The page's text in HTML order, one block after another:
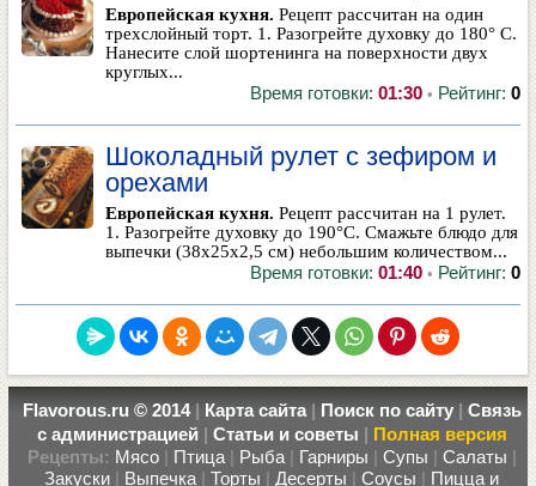
Европейская кухня. Рецепт рассчитан на один
трехслойный торт. 1. Разогрейте духовку до 180° С.
Нанесите слой шортенинга на поверхности двух
круглых...
Время готовки: 01:30 • Рейтинг: 0
Шоколадный рулет с зефиром и
орехами
Европейская кухня. Рецепт рассчитан на 1 рулет.
1. Разогрейте духовку до 190°С. Смажьте блюдо для
выпечки (38х25х2,5 см) небольшим количеством...
Время готовки: 01:40 • Рейтинг: 0
Flavorous.ru © 2014| Карта сайта| Поиск по сайту| Связь
с администрацией| Статьи и советы | Полная версия
Рецепты: Мясо| Птица| Рыба| Гарниры | Супы | Салаты |
Закуски | Выпечка | Торты | Десерты | Соусы | Пицца и